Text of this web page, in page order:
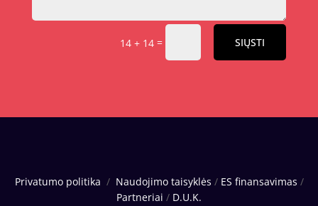
14 + 14 = SIŲSTI
Privatumo politika / Naudojimo taisyklės / ES finansavimas /
Partneriai / D.U.K.